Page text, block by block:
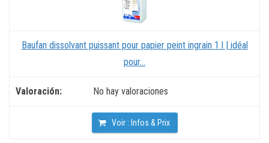
Baufan dissolvant puissant pour papier peint ingrain 1 l | idéal
pour...
No hay valoraciones
Voir : Infos & Prix